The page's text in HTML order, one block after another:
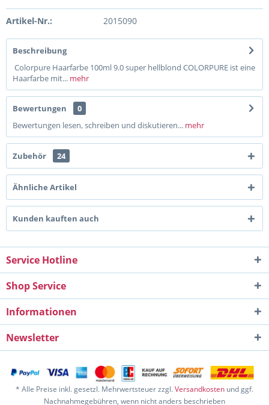
Artikel-Nr.: 2015090
Beschreibung
Colorpure Haarfarbe 100ml 9.0 super hellblond COLORPURE ist eine
Haarfarbe mit... mehr
Bewertungen
0
Bewertungen lesen, schreiben und diskutieren... mehr
Zubehör 24
Ähnliche Artikel
Kunden kauften auch
Service Hotline
Shop Service
Informationen
Newsletter
* Alle Preise inkl. gesetzl. Mehrwertsteuer zzgl.Versandkosten und ggf.
Nachnahmegebühren, wenn nicht anders beschrieben